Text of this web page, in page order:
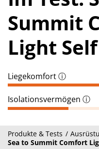
Summit
Light
Liegekomfortⓘ
Isolationsvermögen ⓘ
Produkte & Tests
Sea to Summit Comfort